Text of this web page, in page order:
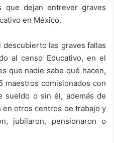
que dejan entrever graves
en México.
descubierto las graves fallas
al censo Educativo, en el
que nadie sabe qué hacen,
maestros comisionados con
sueldo o sin él, además de
en otros centros de trabajo y
jubilaron, pensionaron o